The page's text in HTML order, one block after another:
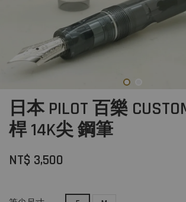
日本 PILOT 百樂
桿 14K尖 鋼筆
NT$ 3,500